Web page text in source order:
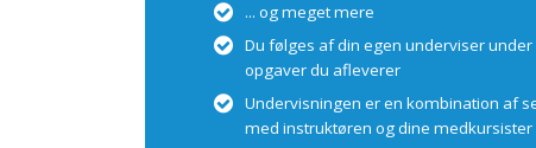
... og meget mere
Du følges af din egen underviser
opgaver du afleverer
Undervisningen er en kombination af
med instruktøren og dine medkursister